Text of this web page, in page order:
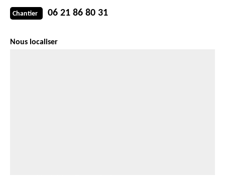
Chantier 06 21 86 80 31
Nous localiser